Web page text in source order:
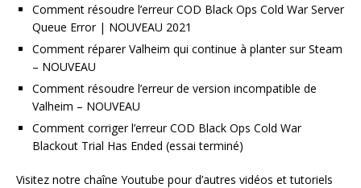
Comment résoudre l’erreur COD Black Ops Cold War Server
Queue Error | NOUVEAU 2021
Comment réparer Valheim qui continue à planter sur Steam
– NOUVEAU
Comment résoudre l’erreur de version incompatible de
Valheim – NOUVEAU
Comment corriger l’erreur COD Black Ops Cold War
Blackout Trial Has Ended (essai terminé)
Visitez notre chaîne Youtube pour d’autres vidéos et tutoriels